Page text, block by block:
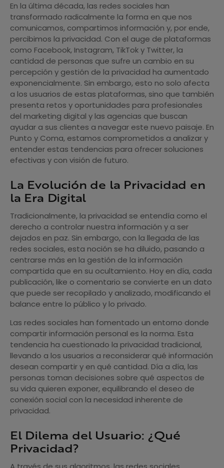
En la última década, las redes sociales han
transformado radicalmente la forma en que nos
comunicamos, compartimos información y, por ende,
percibimos la privacidad. Con el auge de plataformas
como Facebook, Instagram, TikTok y Twitter, la
cantidad de personas que sufre un cambio en su
percepción y gestión de la privacidad ha aumentado
exponencialmente. Sin embargo, esto no solo afecta
a los usuarios de estas plataformas, sino que también
presenta retos y oportunidades para profesionales
del marketing digital y las agencias que buscan
ayudar a sus clientes a navegar este nuevo paisaje. En
Punto y Coma, estamos comprometidos a analizar y
entender estas tendencias para ofrecer soluciones
efectivas y con visión de futuro.
La Evolución de la Privacidad en
la Era Digital
Tradicionalmente, la privacidad se entendía como el
derecho a controlar nuestra información y a ser
dejados en paz. Sin embargo, con la llegada de las
redes sociales, esta noción se ha diluido, pasando a
centrarse más en la gestión de la información
compartida que en su ocultamiento. Hoy en día, cada
publicación, like o comentario se convierte en un dato
que puede ser recopilado y analizado, modificando el
balance entre lo público y lo privado.
Las redes sociales han fomentado un entorno donde
compartir información personal es la norma. Esta
tendencia ha cuestionado la privacidad tradicional,
llevando a los usuarios a reconsiderar qué información
desean compartir y en qué cantidad. Día a día, las
personas toman decisiones sobre qué aspectos de
su vida quieren exponer, equilibrando el deseo de
conexión social con la necesidad inherente de
privacidad.
El Dilema del Usuario: ¿Qué
Privacidad?